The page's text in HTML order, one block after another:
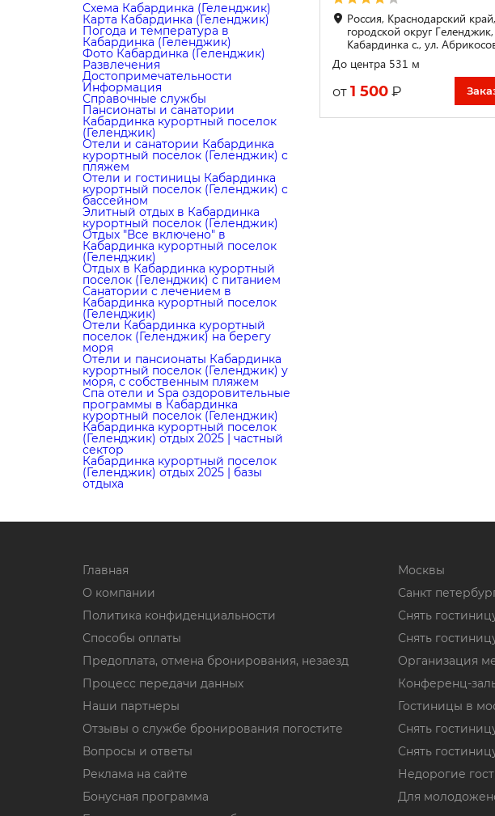
Россия, Краснодарский край,
городской округ Геленджик,
Кабардинка с., ул.
До центра 531 м
от 1 500 ₽
Схема Кабардинка (Геленджик)
Карта Кабардинка (Геленджик)
Погода и температура в
Кабардинка (Геленджик)
Фото Кабардинка (Геленджик)
Развлечения
Достопримечательности
Информация
Справочные службы
Пансионаты и санатории
Кабардинка курортный поселок
(Геленджик)
Отели и санатории Кабардинка
курортный поселок (Геленджик) с
пляжем
Отели и гостиницы Кабардинка
курортный поселок (Геленджик) с
бассейном
Элитный отдых в Кабардинка
курортный поселок (Геленджик)
Отдых "Все включено" в
Кабардинка курортный поселок
(Геленджик)
Отдых в Кабардинка курортный
поселок (Геленджик) с питанием
Санатории с лечением в
Кабардинка курортный поселок
(Геленджик)
Отели Кабардинка курортный
поселок (Геленджик) на берегу
моря
Отели и пансионаты Кабардинка
курортный поселок (Геленджик) у
моря, с собственным пляжем
Cпа отели и Spa оздоровительные
программы в Кабардинка
курортный поселок (Геленджик)
Кабардинка курортный поселок
(Геленджик) отдых 2025 | частный
сектор
Кабардинка курортный поселок
(Геленджик) отдых 2025 | базы
отдыха
Главная
О компании
Политика конфиденциальности
Способы оплаты
Предоплата, отмена бронирования, незаезд
Процесс передачи данных
Наши партнеры
Отзывы о службе бронирования погостите
Вопросы и ответы
Реклама на сайте
Бонусная программа
Москвы
Санкт
Снять
Снять
Организация
Конференц-
Гостиницы в
Снять
Снять
Недорогие
Для